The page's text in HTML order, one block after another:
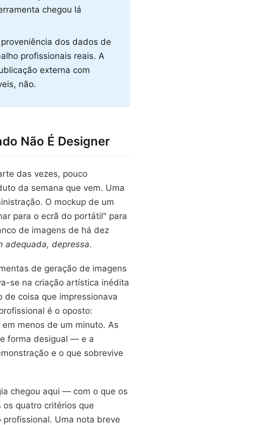
chegou lá
dos dados de
profissionais reais. A
externa com
não.
Não É Designer
das vezes, pouco
da semana que vem. Uma
O mockup de um
para o ecrã do portátil" para
de imagens de há dez
adequada, depressa.
de geração de imagens
se na criação artística inédita
coisa que impressionava
é o oposto:
menos de um minuto. As
forma desigual — e a
e o que sobrevive
chegou aqui — com o que os
quatro critérios que
Uma nota breve